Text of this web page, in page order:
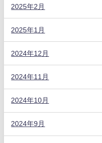
2025年2月
2025年1月
2024年12月
2024年11月
2024年10月
2024年9月